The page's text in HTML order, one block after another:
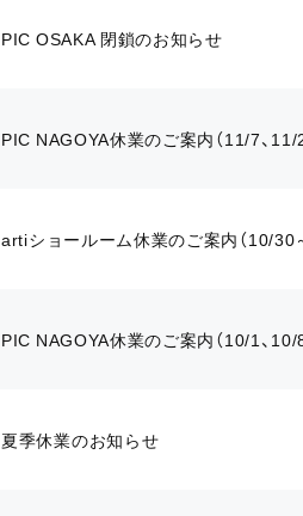
PIC OSAKA 閉鎖のお知らせ
PIC NAGOYA休業のご案内（11/7、11/
artiショールーム休業のご案内（10/30
PIC NAGOYA休業のご案内（10/1、10/8
夏季休業のお知らせ